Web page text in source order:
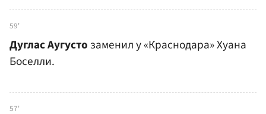
59'
Дуглас Аугусто заменил у «Краснодара» Хуана
Боселли.
57'